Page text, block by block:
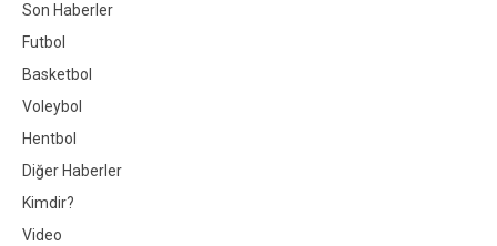
Son Haberler
Futbol
Basketbol
Voleybol
Hentbol
Diğer Haberler
Kimdir?
Video